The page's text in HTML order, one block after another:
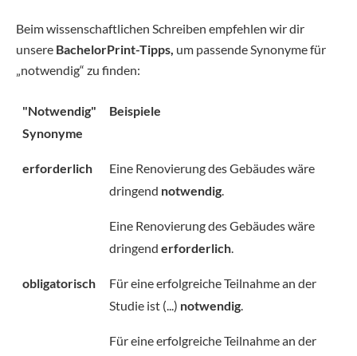
Beim wissenschaftlichen Schreiben empfehlen wir dir
unsere BachelorPrint-Tipps, um passende Synonyme für
„notwendig“ zu finden:
"Notwendig"
Synonyme
Beispiele
erforderlich
Eine Renovierung des Gebäudes wäre
dringend notwendig.
Eine Renovierung des Gebäudes wäre
dringend erforderlich.
obligatorisch
Für eine erfolgreiche Teilnahme an der
Studie ist (...) notwendig.
Für eine erfolgreiche Teilnahme an der